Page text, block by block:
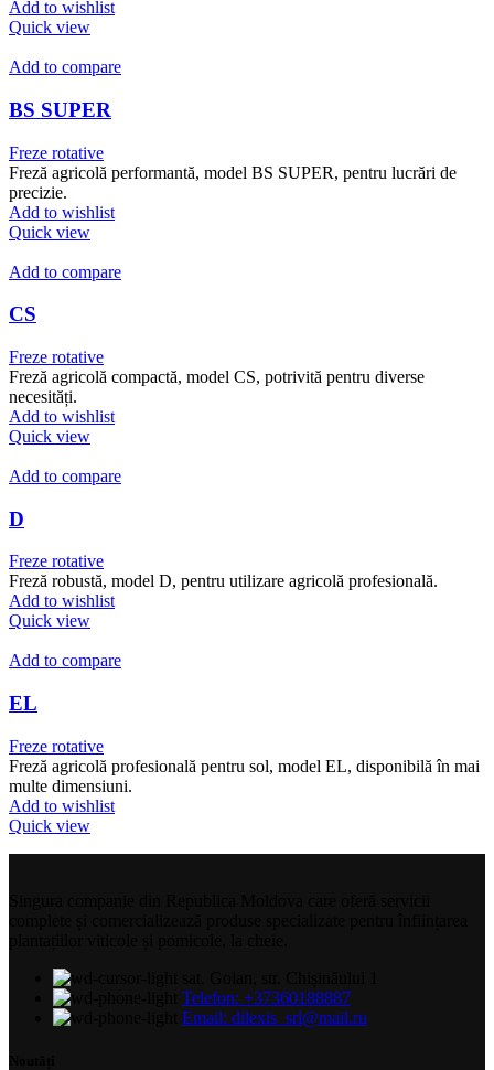
Add to wishlist
Quick view
Add to compare
BS SUPER
Freze rotative
Freză agricolă performantă, model BS SUPER, pentru lucrări de
precizie.
Add to wishlist
Quick view
Add to compare
CS
Freze rotative
Freză agricolă compactă, model CS, potrivită pentru diverse
necesități.
Add to wishlist
Quick view
Add to compare
D
Freze rotative
Freză robustă, model D, pentru utilizare agricolă profesională.
Add to wishlist
Quick view
Add to compare
EL
Freze rotative
Freză agricolă profesională pentru sol, model EL, disponibilă în mai
multe dimensiuni.
Add to wishlist
Quick view
Telefon: +37360188887
Email: dilexis_srl@mail.ru